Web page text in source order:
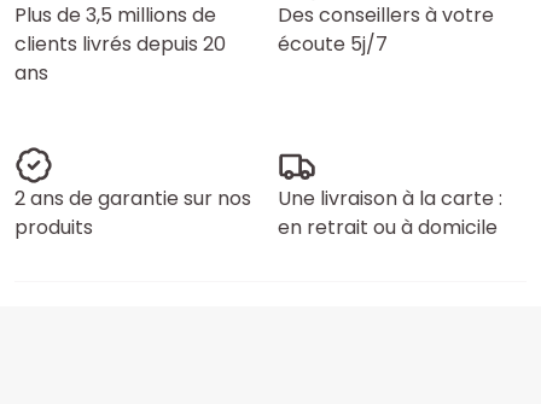
Plus de 3,5 millions de
clients livrés depuis 20
ans
Des conseillers à votre
écoute 5j/7
2 ans de garantie sur nos
produits
Une livraison à la carte :
en retrait ou à domicile